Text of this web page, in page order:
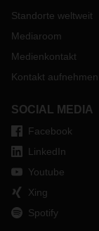
Standorte weltweit
Mediaroom
Medienkontakt
Kontakt aufnehmen
SOCIAL MEDIA
Facebook
LinkedIn
Youtube
Xing
Spotify